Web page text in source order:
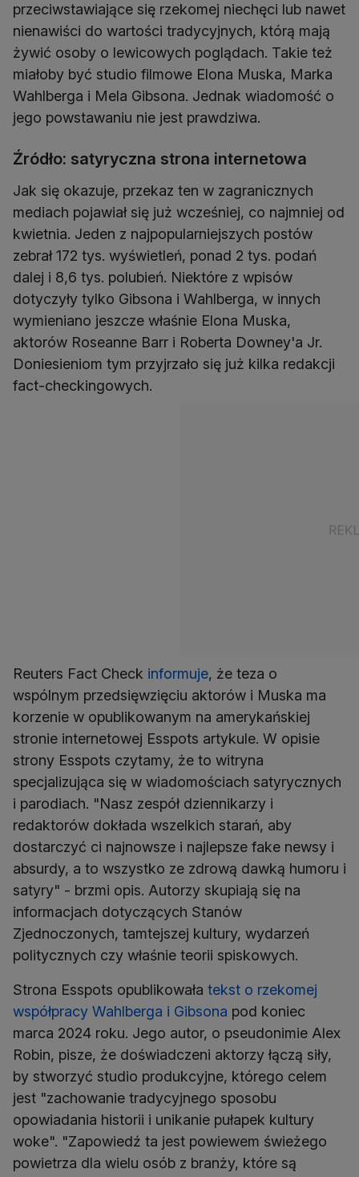
przeciwstawiające się rzekomej niechęci lub nawet
nienawiści do wartości tradycyjnych, którą mają
żywić osoby o lewicowych poglądach. Takie też
miałoby być studio filmowe Elona Muska, Marka
Wahlberga i Mela Gibsona. Jednak wiadomość o
jego powstawaniu nie jest prawdziwa.
Źródło: satyryczna strona internetowa
Jak się okazuje, przekaz ten w zagranicznych
mediach pojawiał się już wcześniej, co najmniej od
kwietnia. Jeden z najpopularniejszych postów
zebrał 172 tys. wyświetleń, ponad 2 tys. podań
dalej i 8,6 tys. polubień. Niektóre z wpisów
dotyczyły tylko Gibsona i Wahlberga, w innych
wymieniano jeszcze właśnie Elona Muska,
aktorów Roseanne Barr i Roberta Downey'a Jr.
Doniesieniom tym przyjrzało się już kilka redakcji
fact-checkingowych.
Reuters Fact Check informuje, że teza o
wspólnym przedsięwzięciu aktorów i Muska ma
korzenie w opublikowanym na amerykańskiej
stronie internetowej Esspots artykule. W opisie
strony Esspots czytamy, że to witryna
specjalizująca się w wiadomościach satyrycznych
i parodiach. "Nasz zespół dziennikarzy i
redaktorów dokłada wszelkich starań, aby
dostarczyć ci najnowsze i najlepsze fake newsy i
absurdy, a to wszystko ze zdrową dawką humoru i
satyry" - brzmi opis. Autorzy skupiają się na
informacjach dotyczących Stanów
Zjednoczonych, tamtejszej kultury, wydarzeń
politycznych czy właśnie teorii spiskowych.
Strona Esspots opublikowała tekst o rzekomej
współpracy Wahlberga i Gibsona pod koniec
marca 2024 roku. Jego autor, o pseudonimie Alex
Robin, pisze, że doświadczeni aktorzy łączą siły,
by stworzyć studio produkcyjne, którego celem
jest "zachowanie tradycyjnego sposobu
opowiadania historii i unikanie pułapek kultury
woke". "Zapowiedź ta jest powiewem świeżego
powietrza dla wielu osób z branży, które są